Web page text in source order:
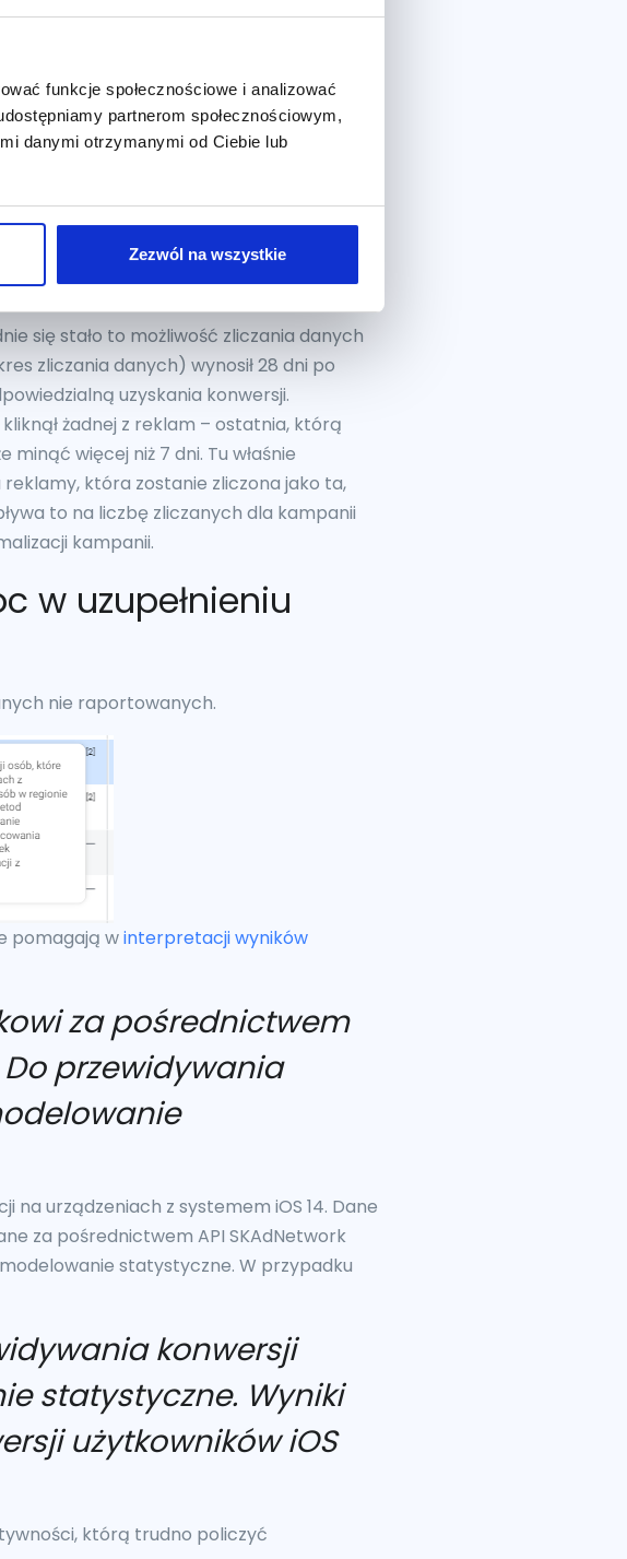
funkcje społecznościowe i analizować
partnerom społecznościowym,
danymi otrzymanymi od Ciebie lub
Zezwól na wszystkie
pozyskania konwersji, po
na osiągnięcie jak najwyższego ROASu z
1 dnia po
Ads
się stało to możliwość zliczania danych
zliczania danych) wynosił 28 dni po
uzyskania konwersji.
żadnej z reklam – ostatnia, którą
więcej niż 7 dni. Tu właśnie
która zostanie zliczona jako ta,
to na liczbę zliczanych dla kampanii
kampanii.
w uzupełnieniu
nie raportowanych.
pomagają winterpretacji wyników
za pośrednictwem
Do przewidywania
urządzeniach z systemem iOS 14. Dane
za pośrednictwem API SKAdNetwork
statystyczne. W przypadku
konwersji
statystyczne. Wyniki
użytkowników iOS
którą trudno policzyć